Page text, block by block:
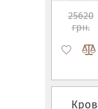
25620
грн.